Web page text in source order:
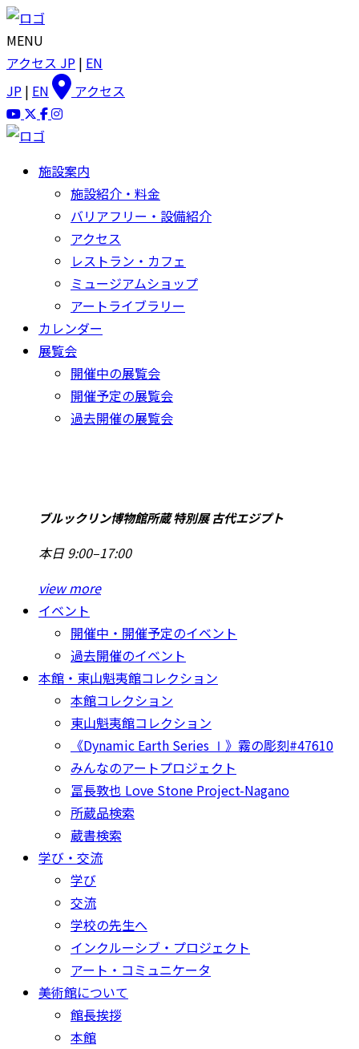
MENU
アクセス JP | EN
JP | EN アクセス
施設案内
施設紹介・料金
バリアフリー・設備紹介
アクセス
レストラン・カフェ
ミュージアムショップ
アートライブラリー
カレンダー
展覧会
開催中の展覧会
開催予定の展覧会
過去開催の展覧会
ブルックリン博物館所蔵 特別展 古代エジプト
本日 9:00–17:00
view more
イベント
開催中・開催予定のイベント
過去開催のイベント
本館・東山魁夷館コレクション
本館コレクション
東山魁夷館コレクション
《Dynamic Earth Series Ⅰ》霧の彫刻#47610
みんなのアートプロジェクト
冨長敦也 Love Stone Project-Nagano
所蔵品検索
蔵書検索
学び・交流
学び
交流
学校の先生へ
インクルーシブ・プロジェクト
アート・コミュニケータ
美術館について
館長挨拶
本館